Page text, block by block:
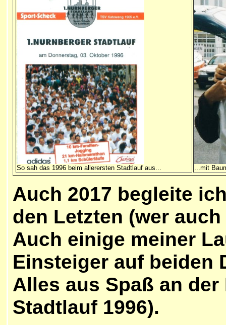
So sah das 1996 beim allerersten Stadtlauf aus... ...mit
Auch 2017 begleite
den Letzten (wer
Auch einige meiner
Einsteiger auf beiden
Alles aus Spaß an der
Stadtlauf 1996).